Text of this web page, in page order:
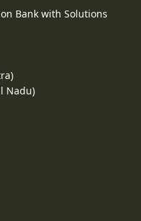
Bank with Solutions
Nadu)